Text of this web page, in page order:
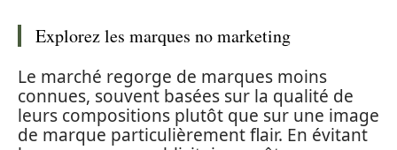
Explorez les marques no marketing
Le marché regorge de marques moins
connues, souvent basées sur la qualité de
leurs compositions plutôt que sur une image
de marque particulièrement flair. En évitant